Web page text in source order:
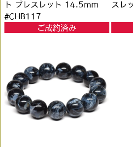
ト ブレスレット 14.5mm
#CHB117
ご成約済み
スレ